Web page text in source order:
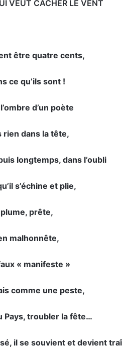
VEUT CACHER LE VENT
être quatre cents,
ce qu’ils sont !
d’un poète
rien dans la tête,
longtemps, dans l’oubli
s’échine et plie,
prête,
malhonnête,
« manifeste »
comme une peste,
Pays, troubler la fête…
il se souvient et devient